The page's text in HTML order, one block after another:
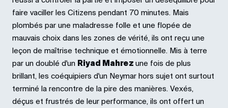
faire vaciller les Citizens pendant 70 minutes. Mais
plombés par une maladresse folle et une flopée de
mauvais choix dans les zones de vérité, ils ont reçu une
leçon de maîtrise technique et émotionnelle. Mis à terre
par un doublé d'un Riyad Mahrez une fois de plus
brillant, les coéquipiers d'un Neymar hors sujet ont surtout
terminé la rencontre de la pire des manières. Vexés,
déçus et frustrés de leur performance, ils ont offert un